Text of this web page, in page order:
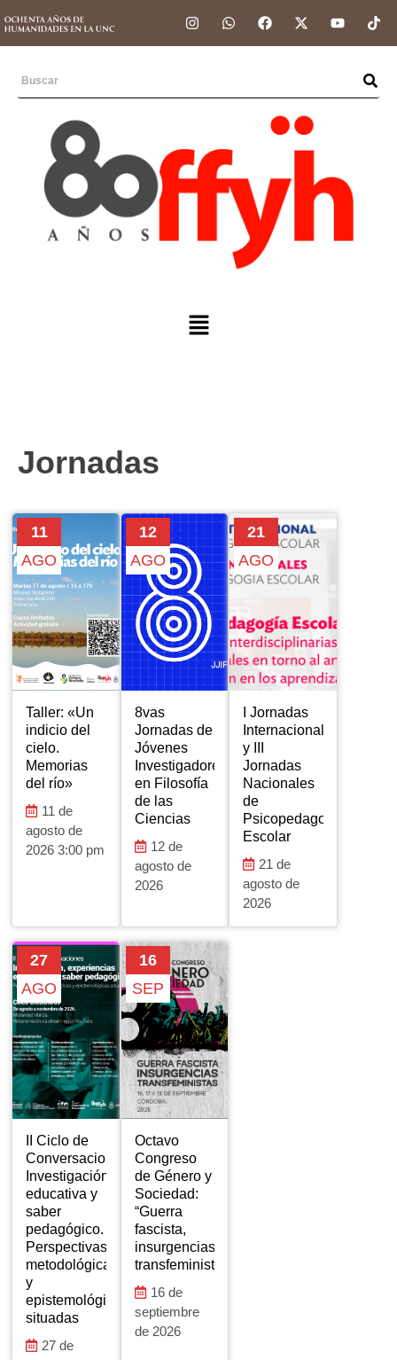
Jornadas
11
AGO
Taller: «Un
indicio del
cielo.
Memorias
del río»
11 de
agosto de
2026 3:00 pm
12
AGO
8vas
Jornadas de
Jóvenes
Investigadores
en Filosofía
de las
Ciencias
12 de
agosto de
2026
21
AGO
I Jornadas
Internacionales
y III
Jornadas
Nacionales
de
Psicopedagogía
Escolar
21 de
agosto de
2026
27
AGO
II Ciclo de
Conversaciones:
Investigación
educativa y
saber
pedagógico.
Perspectivas
metodológicas
y
epistemológicas
situadas
27 de
16
SEP
Octavo
Congreso
de Género y
Sociedad:
“Guerra
fascista,
insurgencias
transfeministas”
16 de
septiembre
de 2026